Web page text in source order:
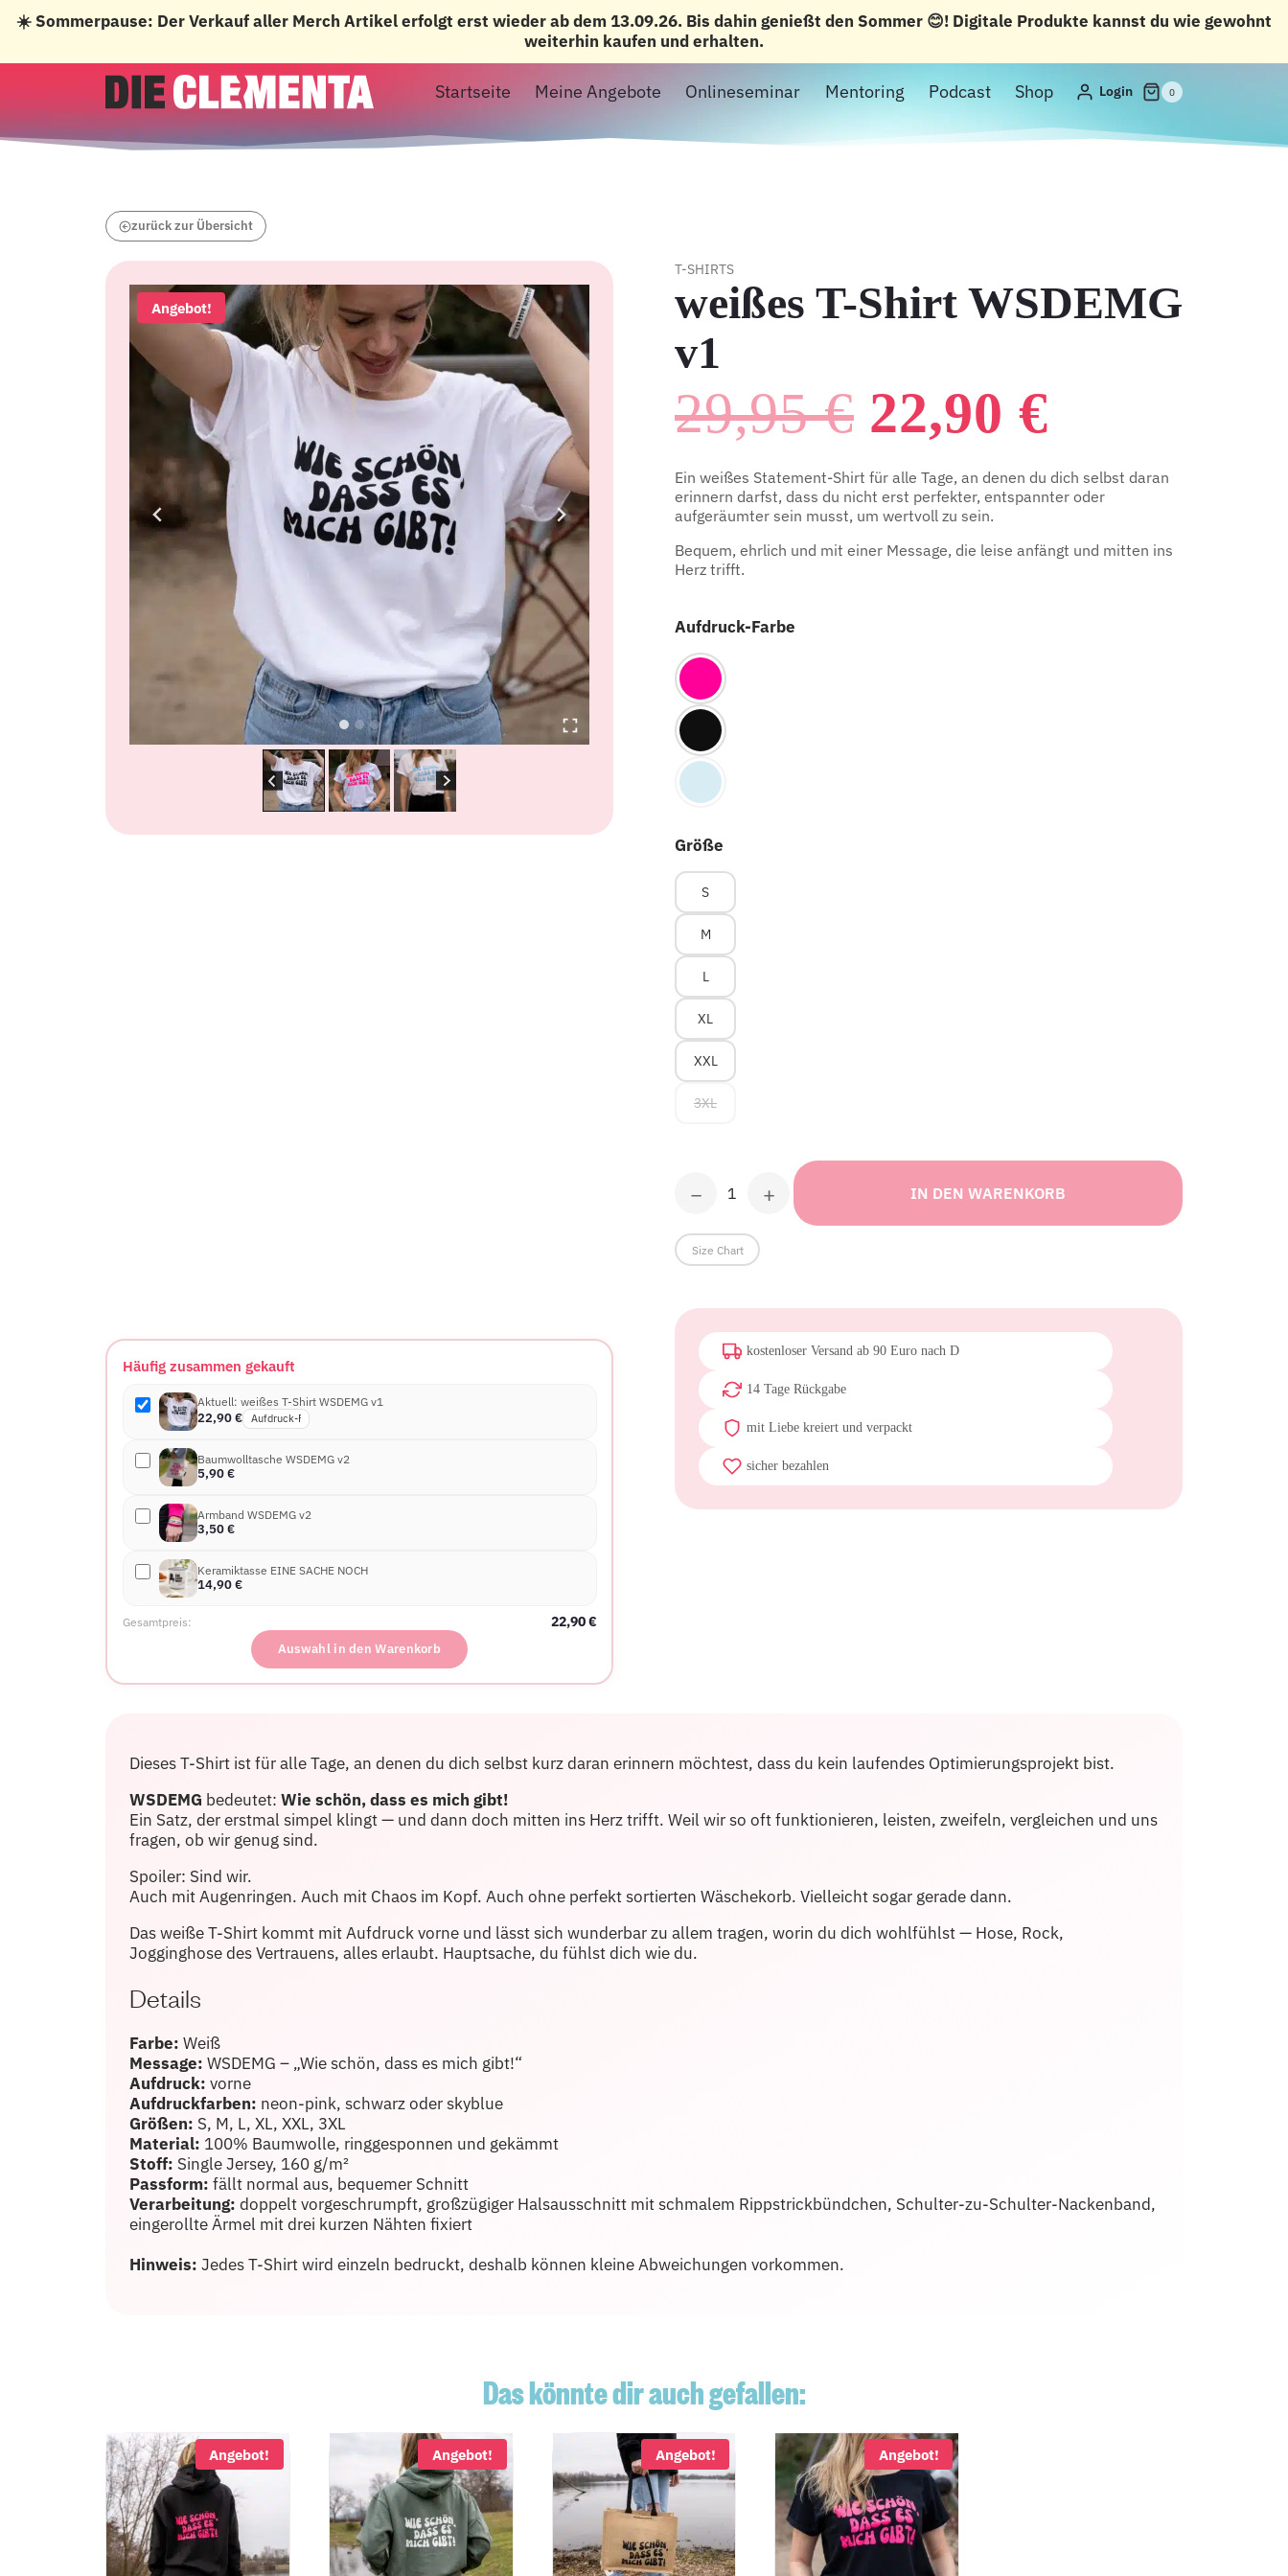
☀️ Sommerpause: Der Verkauf aller Merch Artikel erfolgt erst wieder ab dem 13.09.26. Bis dahin genießt den Sommer 😊! Digitale Produkte kannst du wie gewohnt
weiterhin kaufen und erhalten.
springen
Startseite Meine Angebote Onlineseminar Mentoring Podcast Shop Login 0
zurück zur Übersicht
Angebot!
T-SHIRTS
weißes T-Shirt WSDEMG
v1
29,95€
PREIS
WAR:
29,95 €
22,90 €
PREIS
IST:
22,90 €.
Ein weißes Statement-Shirt für alle Tage, an denen du dich selbst daran
erinnern darfst, dass du nicht erst perfekter, entspannter oder
aufgeräumter sein musst, um wertvoll zu sein.
Bequem, ehrlich und mit einer Message, die leise anfängt und mitten ins
Herz trifft.
Aufdruck-Farbe
Größe
S
M
L
XL
XXL
3XL
weißes
Shirt
WSDEMG
− + IN DEN WARENKORB
Size Chart
Häufig zusammen gekauft
Aktuell: weißes T-Shirt WSDEMG v1
22,90€
Baumwolltasche WSDEMG v2
5,90€
Armband WSDEMG v2
3,50€
Keramiktasse EINE SACHE NOCH
14,90€
Gesamtpreis: 22,90€
Auswahl in den Warenkorb
kostenloser Versand ab 90 Euro nach D
14 Tage Rückgabe
mit Liebe kreiert und verpackt
sicher bezahlen
Dieses T-Shirt ist für alle Tage, an denen du dich selbst kurz daran erinnern möchtest, dass du kein laufendes Optimierungsprojekt bist.
WSDEMG bedeutet: Wie schön, dass es mich gibt!
Ein Satz, der erstmal simpel klingt — und dann doch mitten ins Herz trifft. Weil wir so oft funktionieren, leisten, zweifeln, vergleichen und uns
fragen, ob wir genug sind.
Spoiler: Sind wir.
Auch mit Augenringen. Auch mit Chaos im Kopf. Auch ohne perfekt sortierten Wäschekorb. Vielleicht sogar gerade dann.
Das weiße T-Shirt kommt mit Aufdruck vorne und lässt sich wunderbar zu allem tragen, worin du dich wohlfühlst — Hose, Rock,
Jogginghose des Vertrauens, alles erlaubt. Hauptsache, du fühlst dich wie du.
Details
Farbe: Weiß
Message: WSDEMG – „Wie schön, dass es mich gibt!“
Aufdruck: vorne
Aufdruckfarben: neon-pink, schwarz oder skyblue
Größen: S, M, L, XL, XXL, 3XL
Material: 100% Baumwolle, ringgesponnen und gekämmt
Stoff: Single Jersey, 160 g/m²
Passform: fällt normal aus, bequemer Schnitt
Verarbeitung: doppelt vorgeschrumpft, großzügiger Halsausschnitt mit schmalem Rippstrickbündchen, Schulter-zu-Schulter-Nackenband,
eingerollte Ärmel mit drei kurzen Nähten fixiert
Hinweis: Jedes T-Shirt wird einzeln bedruckt, deshalb können kleine Abweichungen vorkommen.
Das könnte dir auch gefallen:
Angebot! Angebot! Angebot! Angebot!